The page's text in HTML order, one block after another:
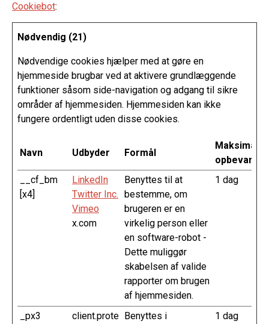
Cookiebot:
Nødvendig (21)
Nødvendige cookies hjælper med at gøre en
hjemmeside brugbar ved at aktivere grundlæggende
funktioner såsom side-navigation og adgang til sikre
områder af hjemmesiden. Hjemmesiden kan ikke
fungere ordentligt uden disse cookies.
Navn Udbyder Formål
Maksimal
__cf_bm
[x4]
LinkedIn
Twitter Inc.
Vimeo
x.com
Benyttes til at
bestemme, om
brugeren er en
virkelig person eller
en software-robot -
Dette muliggør
skabelsen af valide
rapporter om brugen
af hjemmesiden.
1 dag
_px3
client.prote Benyttes i
1 dag